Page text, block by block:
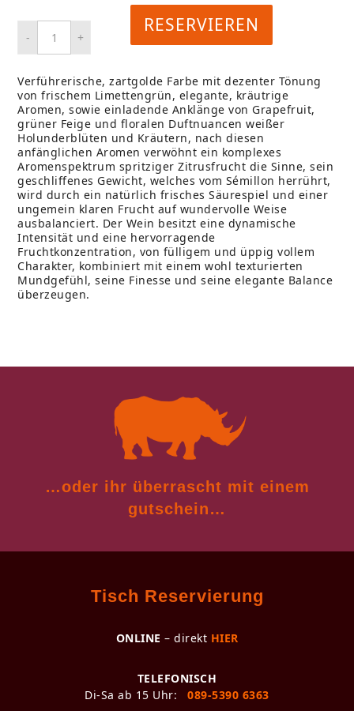
RESERVIEREN
Verführerische, zartgolde Farbe mit dezenter Tönung
von frischem Limettengrün, elegante, kräutrige
Aromen, sowie einladende Anklänge von Grapefruit,
grüner Feige und floralen Duftnuancen weißer
Holunderblüten und Kräutern, nach diesen
anfänglichen Aromen verwöhnt ein komplexes
Aromenspektrum spritziger Zitrusfrucht die Sinne, sein
geschliffenes Gewicht, welches vom Sémillon herrührt,
wird durch ein natürlich frisches Säurespiel und einer
ungemein klaren Frucht auf wundervolle Weise
ausbalanciert. Der Wein besitzt eine dynamische
Intensität und eine hervorragende
Fruchtkonzentration, von fülligem und üppig vollem
Charakter, kombiniert mit einem wohl texturierten
Mundgefühl, seine Finesse und seine elegante Balance
überzeugen.
…oder ihr überrascht mit einem
gutschein…
Tisch Reservierung
ONLINE – direkt HIER
TELEFONISCH
Di-Sa ab 15 Uhr:
089-5390 6363